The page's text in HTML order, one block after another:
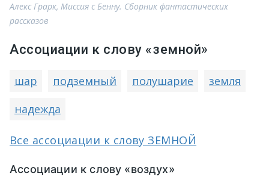
Алекс Грарк, Миссия с Бенну. Сборник фантастических
рассказов
Ассоциации к слову «земной»
шар подземный полушарие
земля
надежда
Все ассоциации к слову ЗЕМНОЙ
Ассоциации к слову «воздух»